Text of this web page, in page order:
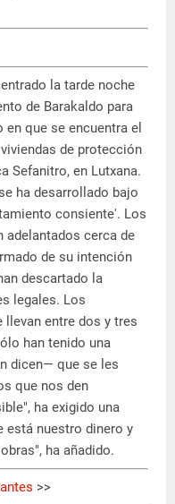
la tarde noche
de Barakaldo para
que se encuentra el
de protección
Sefanitro, en Lutxana.
ha desarrollado bajo
consiente'. Los
cerca de
de su intención
descartado la
legales. Los
llevan entre dos y tres
han tenido una
dicen— que se les
que nos den
ha exigido una
está nuestro dinero y
ha añadido.
>>